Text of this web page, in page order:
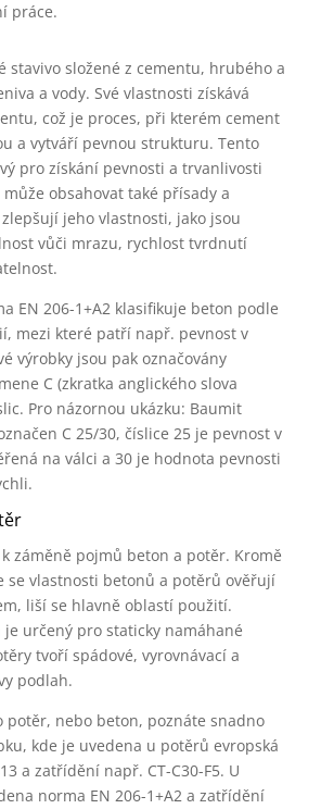
práce.
stavivo složené z cementu, hrubého a
a vody. Své vlastnosti získává
což je proces, při kterém cement
a vytváří pevnou strukturu. Tento
pro získání pevnosti a trvanlivosti
obsahovat také přísady a
jeho vlastnosti, jako jsou
vůči mrazu, rychlost tvrdnutí
EN 206-1+A2 klasifikuje beton podle
mezi které patří např. pevnost v
výrobky jsou pak označovány
C (zkratka anglického slova
Pro názornou ukázku: Baumit
C 25/30, číslice 25 je pevnost v
na válci a 30 je hodnota pevnosti
záměně pojmů beton a potěr. Kromě
se vlastnosti betonů a potěrů ověřují
liší se hlavně oblastí použití.
určený pro staticky namáhané
tvoří spádové, vyrovnávací a
podlah.
potěr, nebo beton, poznáte snadno
kde je uvedena u potěrů evropská
a zatřídění např. CT-C30-F5. U
norma EN 206-1+A2 a zatřídění